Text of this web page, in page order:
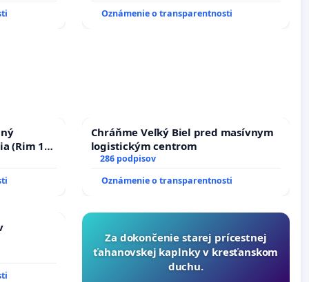
A
& žiadosť na riešenie zanedbaného
Oznámenie o transparentnosti
(Rim 10,
Chráňme Veľký Biel pred masívnym
logistickým centrom
286 podpisov
Oznámenie o transparentnosti
Za dokončenie starej prícestnej
ťahanovskej kaplnky v kresťanskom
duchu.